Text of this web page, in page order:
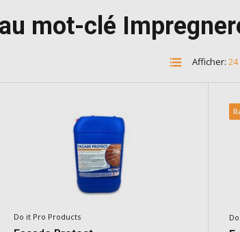
mot-clé
Afficher:
Do it Pro Products